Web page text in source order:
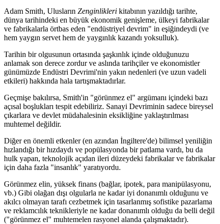
Adam Smith, Ulusların Zenginlikleri kitabının yazıldığı tarihte,
dünya tarihindeki en büyük ekonomik genişleme, ülkeyi fabrikalar
ve fabrikalarla örtbas eden "endüstriyel devrim" in eşiğindeydi (ve
hem yaygın servet hem de yaygınlık kazandı yoksulluk).
Tarihin bir olgusunun ortasında şaşkınlık içinde olduğunuzu
anlamak son derece zordur ve aslında tarihçiler ve ekonomistler
günümüzde Endüstri Devrimi'nin yakın nedenleri (ve uzun vadeli
etkileri) hakkında hala tartışmaktadırlar.
Geçmişe bakılırsa, Smith'in "görünmez el" argümanı içindeki bazı
açısal boşlukları tespit edebiliriz. Sanayi Devriminin sadece bireysel
çıkarlara ve devlet müdahalesinin eksikliğine yaklaştırılması
muhtemel değildir.
Diğer en önemli etkenler (en azından İngiltere'de) bilimsel yeniliğin
hızlandığı bir hızdaydı ve popülasyonda bir patlama vardı, bu da
hulk yapan, teknolojik açıdan ileri düzeydeki fabrikalar ve fabrikalar
için daha fazla "insanlık" yaratıyordu.
Görünmez elin, yüksek finans (bağlar, ipotek, para manipülasyonu,
vb.) Gibi olağan dışı olgularla ne kadar iyi donanımlı olduğunu ve
akılcı olmayan tarafı cezbetmek için tasarlanmış sofistike pazarlama
ve reklamcılık teknikleriyle ne kadar donanımlı olduğu da belli değil
("görünmez el" muhtemelen rasyonel alanda çalışmaktadır).